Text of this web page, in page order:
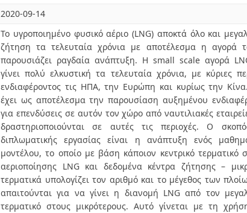
2020-09-14
Το υγροποιημένο φυσικό αέριο (LNG) αποκτά όλο και
ζήτηση τα τελευταία χρόνια με αποτέλεσμα η αγορά
παρουσιάζει ραγδαία ανάπτυξη. Η small scale αγορά
γίνει πολύ ελκυστική τα τελευταία χρόνια, με κύριες
ενδιαφέροντος τις ΗΠΑ, την Ευρώπη και κυρίως την
έχει ως αποτέλεσμα την παρουσίαση αυξημένου
για επενδύσεις σε αυτόν τον χώρο από ναυτιλιακές
δραστηριοποιούνται σε αυτές τις περιοχές. Ο
διπλωματικής εργασίας είναι η ανάπτυξη ενός
μοντέλου, το οποίο με βάση κάποιον κεντρικό τερματικό
αεριοποίησης LNG και δεδομένα κέντρα ζήτησης –
τερματικά υπολογίζει τον αριθμό και το μέγεθος των
απαιτούνται για να γίνει η διανομή LNG από τον
τερματικό στους μικρότερους. Αυτό γίνεται με τη